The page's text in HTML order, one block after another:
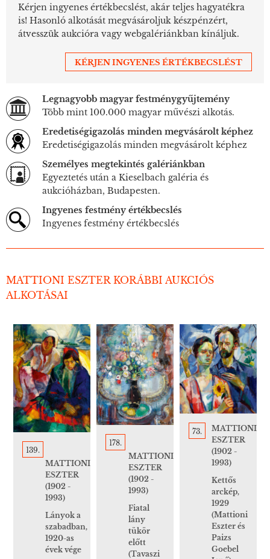
Kérjen ingyenes értékbecslést, akár teljes hagyatékra
is! Hasonló alkotását megvásároljuk készpénzért,
átvesszük aukcióra vagy webgalériánkban kínáljuk.
KÉRJEN INGYENES ÉRTÉKBECSLÉST
Legnagyobb magyar festménygyűjtemény
Több mint 100.000 magyar művészi alkotás.
Eredetiségigazolás minden megvásárolt képhez
Eredetiségigazolás minden megvásárolt képhez
Személyes megtekintés galériánkban
Egyeztetés után a Kieselbach galéria és
aukcióházban, Budapesten.
Ingyenes festmény értékbecslés
Ingyenes festmény értékbecslés
MATTIONI ESZTER KORÁBBI AUKCIÓS
ALKOTÁSAI
139.
MATTIONI
ESZTER
(1902 -
1993)
Lányok a
szabadban,
1920-as
évek vége
178.
MATTIONI
ESZTER
(1902 -
1993)
Fiatal
lány
tükör
előtt
(Tavaszi
73.
MATTIONI
ESZTER
(1902 -
1993)
Kettős
arckép,
1929
(Mattioni
Eszter és
Paizs
Goebel